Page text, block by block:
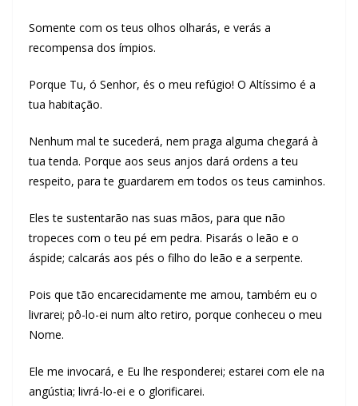
Somente com os teus olhos olharás, e verás a
recompensa dos ímpios.
Porque Tu, ó Senhor, és o meu refúgio! O Altíssimo é a
tua habitação.
Nenhum mal te sucederá, nem praga alguma chegará à
tua tenda. Porque aos seus anjos dará ordens a teu
respeito, para te guardarem em todos os teus caminhos.
Eles te sustentarão nas suas mãos, para que não
tropeces com o teu pé em pedra. Pisarás o leão e o
áspide; calcarás aos pés o filho do leão e a serpente.
Pois que tão encarecidamente me amou, também eu o
livrarei; pô-lo-ei num alto retiro, porque conheceu o meu
Nome.
Ele me invocará, e Eu lhe responderei; estarei com ele na
angústia; livrá-lo-ei e o glorificarei.